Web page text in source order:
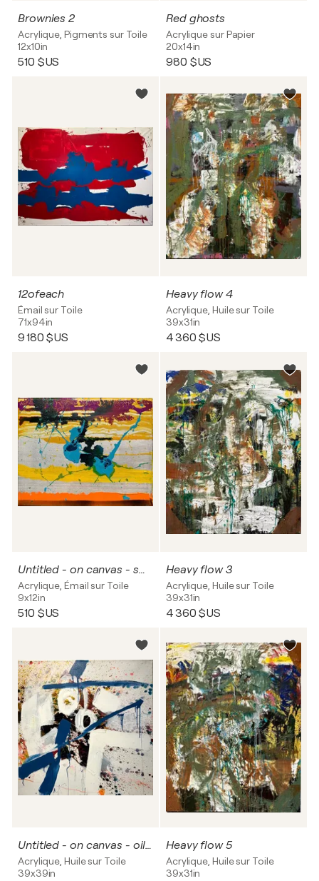
Brownies 2
Acrylique, Pigments sur Toile
12x10in
510 $US
Red ghosts
Acrylique sur Papier
20x14in
980 $US
12ofeach
Émail sur Toile
71x94in
9 180 $US
Heavy flow 4
Acrylique, Huile sur Toile
39x31in
4 360 $US
Untitled - on canvas - small.
Acrylique, Émail sur Toile
9x12in
510 $US
Heavy flow 3
Acrylique, Huile sur Toile
39x31in
4 360 $US
Untitled - on canvas - oil, acrylic, blue, white.
Acrylique, Huile sur Toile
39x39in
Heavy flow 5
Acrylique, Huile sur Toile
39x31in